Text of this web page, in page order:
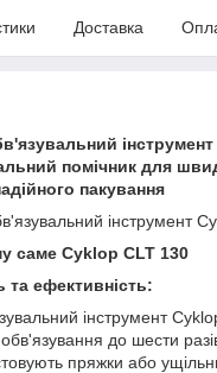
Доставка
помічник для
пакування
саме Cyklop CLT 130
та ефективність:
інструмент
до шести
пряжки або